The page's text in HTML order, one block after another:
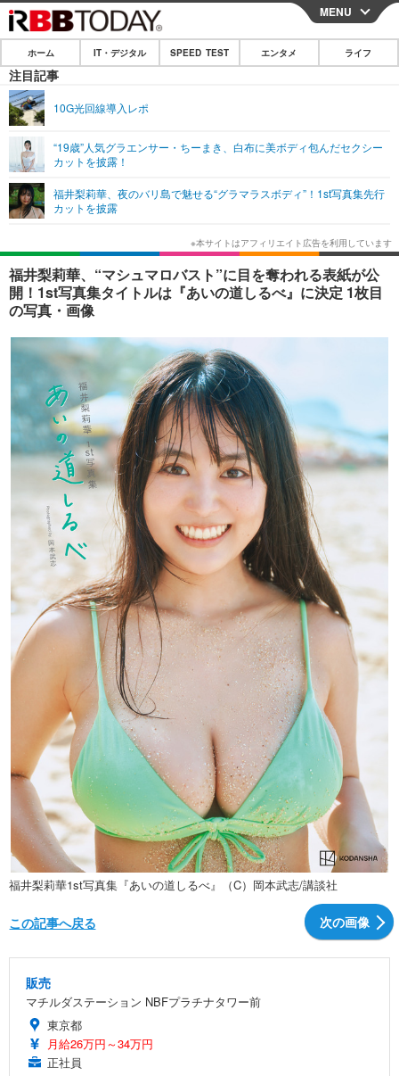
CLOSE
ホーム
IT・デジタル
ネタ
ショッピング その他
SPEED TEST
エンタメ
エンタメTOP
韓国・芸能
音楽 スポーツ
グラビア
ショッピング
ライフ
ライフTOP グルメ
ペット ショッピング
その他
リリース一覧
プッシュ通知の停止方法
MENU
ホーム IT・デジタル SPEED TEST エンタメ ライフ
注目記事
10G光回線導入レポ
“19歳”人気グラエンサー・ちーまき、白布に美ボディ包んだセクシー
カットを披露！
福井梨莉華、夜のバリ島で魅せる“グラマラスボディ”！1st写真集先行
カットを披露
福井梨莉華、“マシュマロバスト”に目を奪われる表紙が公
開！1st写真集タイトルは『あいの道しるべ』に決定 1枚目
の写真・画像
福井梨莉華1st写真集『あいの道しるべ』（C）岡本武志/講談社
次の画像
この記事へ戻る
販売
マチルダステーション NBFプラチナタワー前
東京都
月給26万円～34万円
正社員